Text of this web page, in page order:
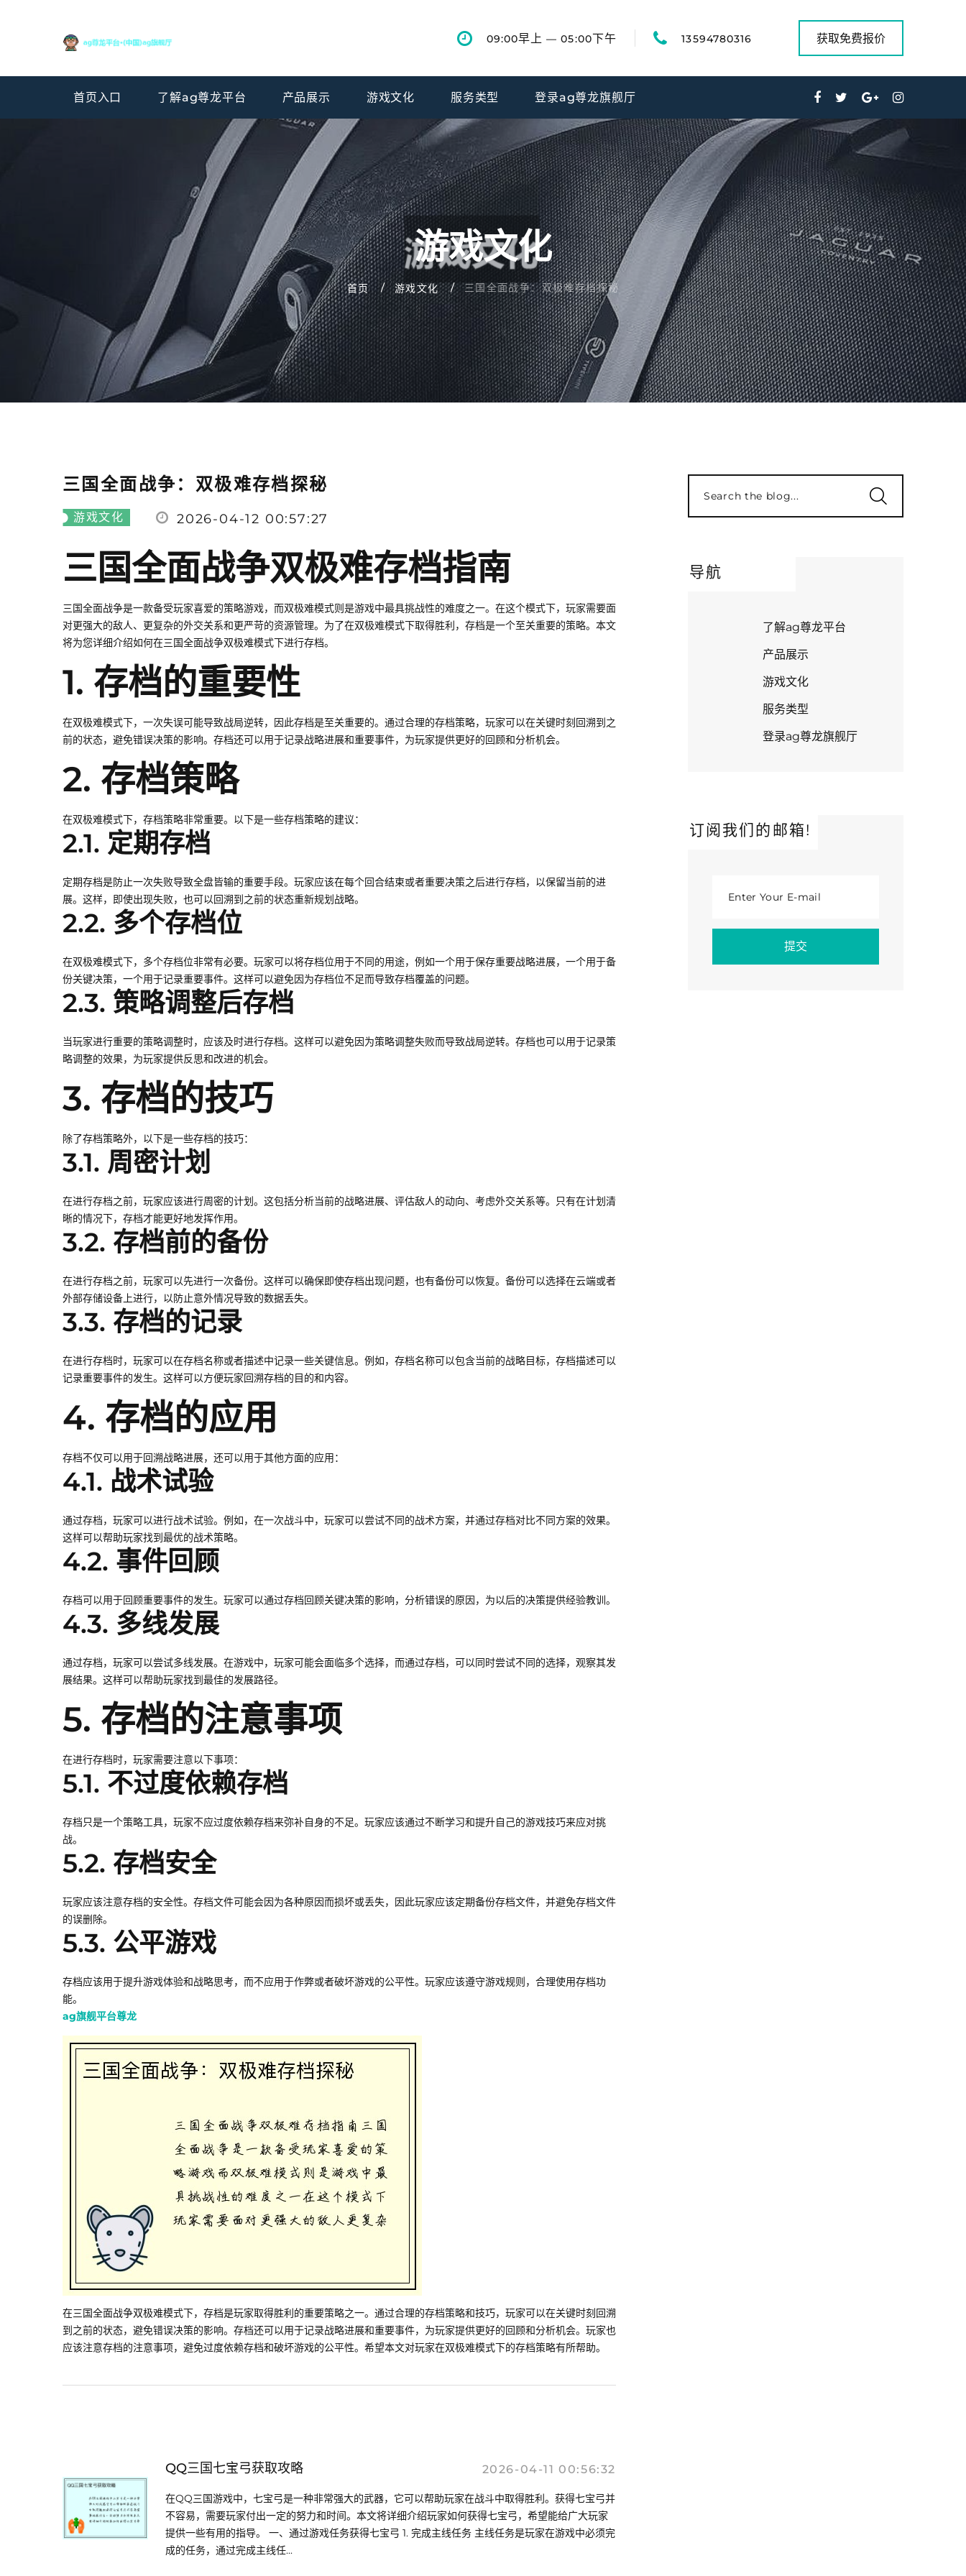
09:00早上 — 05:00下午 13594780316 获取免费报价
首页入口 了解ag尊龙平台 产品展示 游戏文化 服务类型 登录ag尊龙旗舰厅
游戏文化
首页 游戏文化 三国全面战争：双极难存档探秘
三国全面战争：双极难存档探秘
游戏文化 2026-04-12 00:57:27
三国全面战争双极难存档指南
三国全面战争是一款备受玩家喜爱的策略游戏，而双极难模式则是游戏中最具挑战性的难度之一。在这个模式下，玩家需要面
对更强大的敌人、更复杂的外交关系和更严苛的资源管理。为了在双极难模式下取得胜利，存档是一个至关重要的策略。本文
将为您详细介绍如何在三国全面战争双极难模式下进行存档。
1. 存档的重要性
在双极难模式下，一次失误可能导致战局逆转，因此存档是至关重要的。通过合理的存档策略，玩家可以在关键时刻回溯到之
前的状态，避免错误决策的影响。存档还可以用于记录战略进展和重要事件，为玩家提供更好的回顾和分析机会。
2. 存档策略
在双极难模式下，存档策略非常重要。以下是一些存档策略的建议：
2.1. 定期存档
定期存档是防止一次失败导致全盘皆输的重要手段。玩家应该在每个回合结束或者重要决策之后进行存档，以保留当前的进
展。这样，即使出现失败，也可以回溯到之前的状态重新规划战略。
2.2. 多个存档位
在双极难模式下，多个存档位非常有必要。玩家可以将存档位用于不同的用途，例如一个用于保存重要战略进展，一个用于备
份关键决策，一个用于记录重要事件。这样可以避免因为存档位不足而导致存档覆盖的问题。
2.3. 策略调整后存档
当玩家进行重要的策略调整时，应该及时进行存档。这样可以避免因为策略调整失败而导致战局逆转。存档也可以用于记录策
略调整的效果，为玩家提供反思和改进的机会。
3. 存档的技巧
除了存档策略外，以下是一些存档的技巧：
3.1. 周密计划
在进行存档之前，玩家应该进行周密的计划。这包括分析当前的战略进展、评估敌人的动向、考虑外交关系等。只有在计划清
晰的情况下，存档才能更好地发挥作用。
3.2. 存档前的备份
在进行存档之前，玩家可以先进行一次备份。这样可以确保即使存档出现问题，也有备份可以恢复。备份可以选择在云端或者
外部存储设备上进行，以防止意外情况导致的数据丢失。
3.3. 存档的记录
在进行存档时，玩家可以在存档名称或者描述中记录一些关键信息。例如，存档名称可以包含当前的战略目标，存档描述可以
记录重要事件的发生。这样可以方便玩家回溯存档的目的和内容。
4. 存档的应用
存档不仅可以用于回溯战略进展，还可以用于其他方面的应用：
4.1. 战术试验
通过存档，玩家可以进行战术试验。例如，在一次战斗中，玩家可以尝试不同的战术方案，并通过存档对比不同方案的效果。
这样可以帮助玩家找到最优的战术策略。
4.2. 事件回顾
存档可以用于回顾重要事件的发生。玩家可以通过存档回顾关键决策的影响，分析错误的原因，为以后的决策提供经验教训。
4.3. 多线发展
通过存档，玩家可以尝试多线发展。在游戏中，玩家可能会面临多个选择，而通过存档，可以同时尝试不同的选择，观察其发
展结果。这样可以帮助玩家找到最佳的发展路径。
5. 存档的注意事项
在进行存档时，玩家需要注意以下事项：
5.1. 不过度依赖存档
存档只是一个策略工具，玩家不应过度依赖存档来弥补自身的不足。玩家应该通过不断学习和提升自己的游戏技巧来应对挑
战。
5.2. 存档安全
玩家应该注意存档的安全性。存档文件可能会因为各种原因而损坏或丢失，因此玩家应该定期备份存档文件，并避免存档文件
的误删除。
5.3. 公平游戏
存档应该用于提升游戏体验和战略思考，而不应用于作弊或者破坏游戏的公平性。玩家应该遵守游戏规则，合理使用存档功
能。
ag旗舰平台尊龙
在三国全面战争双极难模式下，存档是玩家取得胜利的重要策略之一。通过合理的存档策略和技巧，玩家可以在关键时刻回溯
到之前的状态，避免错误决策的影响。存档还可以用于记录战略进展和重要事件，为玩家提供更好的回顾和分析机会。玩家也
应该注意存档的注意事项，避免过度依赖存档和破坏游戏的公平性。希望本文对玩家在双极难模式下的存档策略有所帮助。
QQ三国七宝弓获取攻略 2026-04-11 00:56:32
在QQ三国游戏中，七宝弓是一种非常强大的武器，它可以帮助玩家在战斗中取得胜利。获得七宝弓并
不容易，需要玩家付出一定的努力和时间。本文将详细介绍玩家如何获得七宝弓，希望能给广大玩家
提供一些有用的指导。 一、通过游戏任务获得七宝弓 1. 完成主线任务 主线任务是玩家在游戏中必须完
成的任务，通过完成主线任...
Search the blog...
导航
了解ag尊龙平台
产品展示
游戏文化
服务类型
登录ag尊龙旗舰厅
订阅我们的邮箱!
Enter Your E-mail
提交